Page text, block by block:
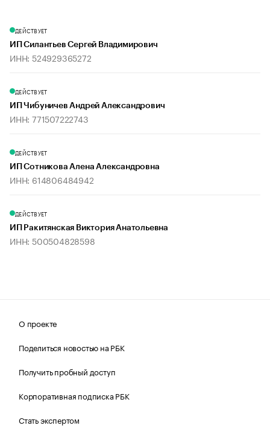
ДЕЙСТВУЕТ
ИП Силантьев Сергей Владимирович
ИНН: 524929365272
ДЕЙСТВУЕТ
ИП Чибуничев Андрей Александрович
ИНН: 771507222743
ДЕЙСТВУЕТ
ИП Сотникова Алена Александровна
ИНН: 614806484942
ДЕЙСТВУЕТ
ИП Ракитянская Виктория Анатольевна
ИНН: 500504828598
О проекте
Поделиться новостью на РБК
Получить пробный доступ
Корпоративная подписка РБК
Стать экспертом